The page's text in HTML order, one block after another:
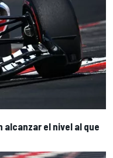
el nivel al que